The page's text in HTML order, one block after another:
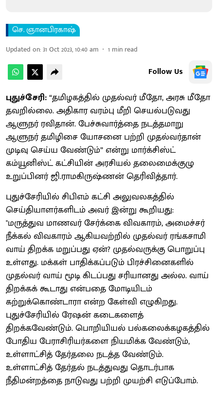
செ. ஞானபிரகாஷ்
Updated on:31 Oct 2023, 10:40 am 1 min read
Follow Us
புதுச்சேரி:“தமிழகத்தில் முதல்வர் மீதோ, அரசு மீதோ
தவறில்லை. அதிகார வரம்பு மீறி செயல்படுவது
ஆளுநர் ரவிதான். பேச்சுவார்த்தை நடத்தமாறு
ஆளுநர் தமிழிசை யோசனை பற்றி முதல்வர்தான்
முடிவு செய்ய வேண்டும்” என்று மார்க்சிஸ்ட்
கம்யூனிஸ்ட் கட்சியின் அரசியல் தலைமைக்குழு
உறுப்பினர் ஜி.ராமகிருஷ்ணன் தெரிவித்தார்.
புதுச்சேரியில் சிபிஎம் கட்சி அலுவலகத்தில்
செய்தியாளர்களிடம் அவர் இன்று கூறியது:
''மருத்துவ மாணவர் சேர்க்கை விவகாரம், அமைச்சர்
நீக்கல் விவகாரம் ஆகியவற்றில் முதல்வர் ரங்கசாமி
வாய் திறக்க மறுப்பது ஏன்? முதல்வருக்கு பொறுப்பு
உள்ளது. மக்கள் பாதிக்கப்படும் பிரச்சினைகளில்
முதல்வர் வாய் மூடி கிடப்பது சரியானது அல்ல. வாய்
திறக்கக் கூடாது என்பதை மோடியிடம்
கற்றுக்கொண்டாரா என்ற கேள்வி எழுகிறது.
புதுச்சேரியில் ரேஷன் கடைகளைத்
திறக்கவேண்டும். பொறியியல் பல்கலைக்கழகத்தில்
போதிய பேராசிரியர்களை நியமிக்க வேண்டும்,
உள்ளாட்சித் தேர்தலை நடத்த வேண்டும்.
உள்ளாட்சித் தேர்தல் நடத்துவது தொடர்பாக
நீதிமன்றத்தை நாடுவது பற்றி முயற்சி எடுப்போம்.